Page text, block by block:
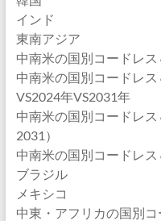
インド
東南アジア
中南米の国別コードレ
中南米の国別コードレ
VS2024年VS2031年
中南米の国別コードレ
2031）
中南米の国別コードレス
ブラジル
メキシコ
中東・アフリカの国別